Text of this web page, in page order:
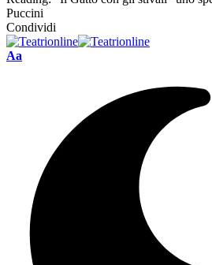
Puccini
Condividi
Font
Aa